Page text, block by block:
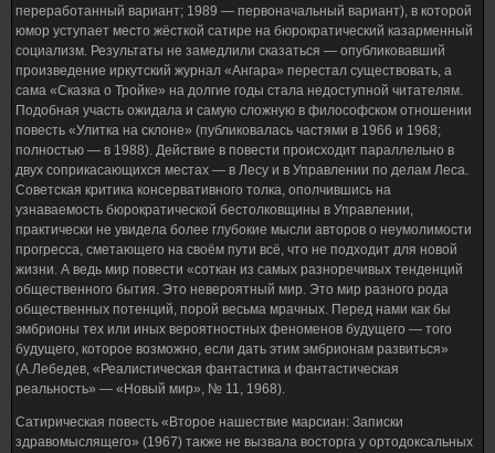
переработанный вариант; 1989 — первоначальный вариант), в которой
юмор уступает место жёсткой сатире на бюрократический казарменный
социализм. Результаты не замедлили сказаться — опубликовавший
произведение иркутский журнал «Ангара» перестал существовать, а
сама «Сказка о Тройке» на долгие годы стала недоступной читателям.
Подобная участь ожидала и самую сложную в философском отношении
повесть «Улитка на склоне» (публиковалась частями в 1966 и 1968;
полностью — в 1988). Действие в повести происходит параллельно в
двух соприкасающихся местах — в Лесу и в Управлении по делам Леса.
Советская критика консервативного толка, ополчившись на
узнаваемость бюрократической бестолковщины в Управлении,
практически не увидела более глубокие мысли авторов о неумолимости
прогресса, сметающего на своём пути всё, что не подходит для новой
жизни. А ведь мир повести «соткан из самых разноречивых тенденций
общественного бытия. Это невероятный мир. Это мир разного рода
общественных потенций, порой весьма мрачных. Перед нами как бы
эмбрионы тех или иных вероятностных феноменов будущего — того
будущего, которое возможно, если дать этим эмбрионам развиться»
(А.Лебедев, «Реалистическая фантастика и фантастическая
реальность» — «Новый мир», № 11, 1968).
Сатирическая повесть «Второе нашествие марсиан: Записки
здравомыслящего» (1967) также не вызвала восторга у ортодоксальных